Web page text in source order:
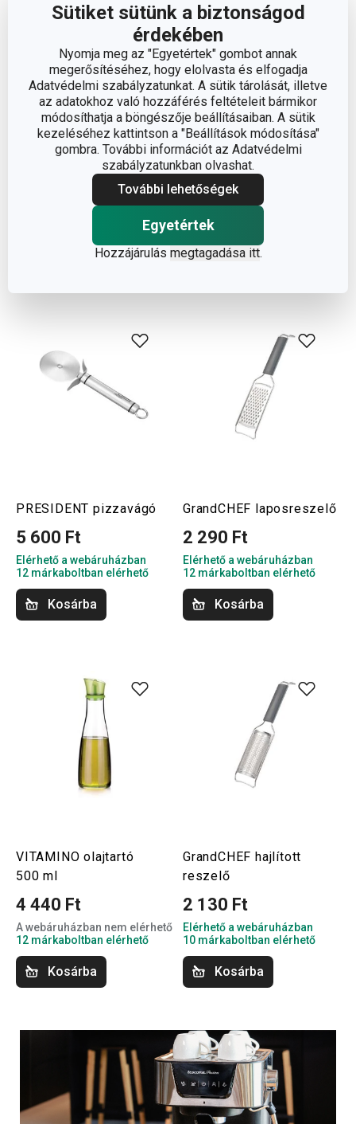
Sütiket sütünk a biztonságod
érdekében
Nyomja meg az "Egyetértek" gombot annak
megerősítéséhez, hogy elolvasta és elfogadja
Adatvédelmi szabályzatunkat. A sütik tárolását, illetve
az adatokhoz való hozzáférés feltételeit bármikor
módosíthatja a böngészője beállításaiban. A sütik
kezeléséhez kattintson a "Beállítások módosítása"
gombra. További információt az Adatvédelmi
szabályzatunkban olvashat.
További lehetőségek
Egyetértek
Hozzájárulás megtagadása itt.
Ezzel a sodrófával csodákra leszel képes! ADELÍCIA
pizza sodrófaegy masszív tömbből áll, és brazil
kutyatejfából készül. Formájának köszönhetően a nyomás
egyenletesen oszlik el a tészta tejes felületén, így nem
fognak mélyedések keletkezni rajta. A sodrófa
segítségével a tésztát érzésre tudod kinyújtani.
Használhatod további más sütemények készítésére is.
Ezek is jól fognak jönni:
PRESIDENT pizzavágó
5 600 Ft
Elérhető a webáruházban
12 márkaboltban elérhető
Kosárba
GrandCHEF laposreszelő
2 290 Ft
Elérhető a webáruházban
12 márkaboltban elérhető
Kosárba
VITAMINO olajtartó
500 ml
4 440 Ft
A webáruházban nem elérhető
12 márkaboltban elérhető
Kosárba
GrandCHEF hajlított
reszelő
2 130 Ft
Elérhető a webáruházban
10 márkaboltban elérhető
Kosárba